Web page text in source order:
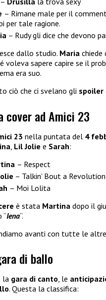
– Rimane male per il
per tale ragione.
– Rudy gli dice che devono
esce dallo studio. Maria chiede
voleva sapere capire se il
era suo.
ciò che ci svelano gli spoiler
cover ad Amici 23
23 nella puntata del 4
Lil Jolie e Sarah:
– Respect
– Talkin’ Bout a Revolution
– Moi Lolita
è stata Martina dopo il
Iena“.
avanti con tutte le altre
di ballo
la gara di canto , le
. Questa la classifica: